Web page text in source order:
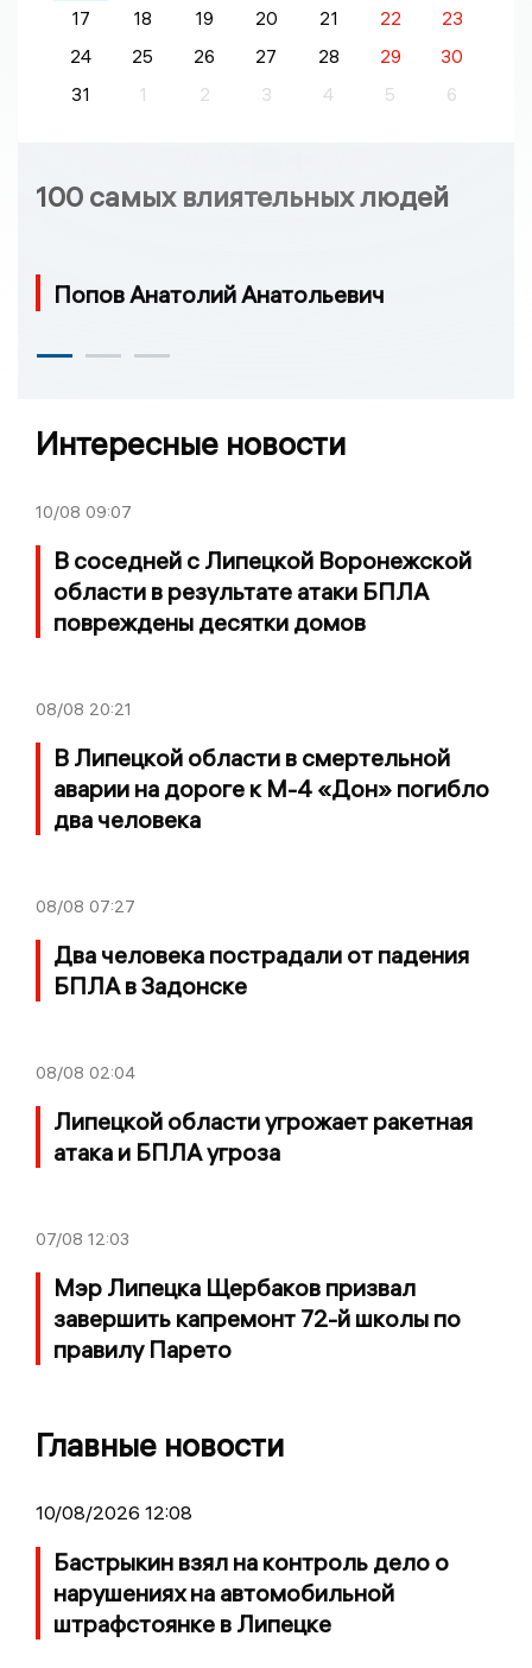
17
18 19 20 21 22
23
24
25 26 27 28 29
30
31
1 2 3 4 5 6
100 самых влиятельных людей
Попов Анатолий Анатольевич
Интересные новости
10/08 09:07
В соседней с Липецкой Воронежской
области в результате атаки БПЛА
повреждены десятки домов
08/08 20:21
В Липецкой области в смертельной
аварии на дороге к М-4 «Дон» погибло
два человека
08/08 07:27
Два человека пострадали от падения
БПЛА в Задонске
08/08 02:04
Липецкой области угрожает ракетная
атака и БПЛА угроза
07/08 12:03
Мэр Липецка Щербаков призвал
завершить капремонт 72-й школы по
правилу Парето
Главные новости
10/08/2026 12:08
Бастрыкин взял на контроль дело о
нарушениях на автомобильной
штрафстоянке в Липецке